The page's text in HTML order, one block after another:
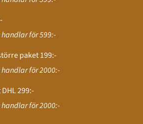
för 599:-
paket 199:-
för 2000:-
299:-
för 2000:-